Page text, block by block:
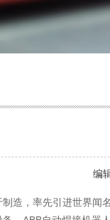
编
制造，率先引进世界闻